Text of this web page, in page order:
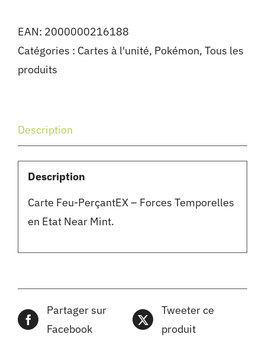
EAN: 2000000216188
Catégories : Cartes à l'unité, Pokémon, Tous les
produits
Description
Description
Carte Feu-PerçantEX – Forces Temporelles
en Etat Near Mint.
Partager sur
Facebook
Tweeter ce
produit